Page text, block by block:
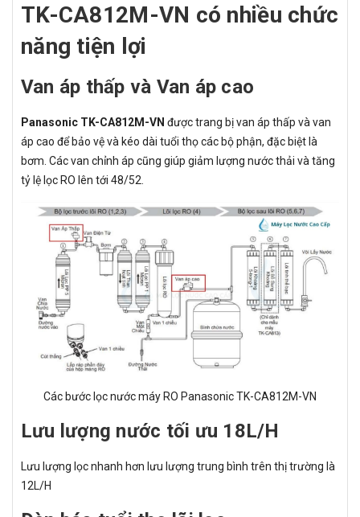
TK-CA812M-VN có nhiều chức
năng tiện lợi
Van áp thấp và Van áp cao
Panasonic TK-CA812M-VN được trang bị van áp thấp và van
áp cao để bảo vệ và kéo dài tuổi thọ các bộ phận, đặc biệt là
bơm. Các van chỉnh áp cũng giúp giảm lượng nước thải và tăng
tỷ lệ lọc RO lên tới 48/52.
Các bước lọc nước máy RO Panasonic TK-CA812M-VN
Lưu lượng nước tối ưu 18L/H
Lưu lượng lọc nhanh hơn lưu lượng trung bình trên thị trường là
12L/H